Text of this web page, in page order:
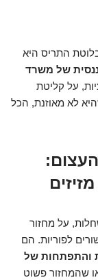
בלוטת התריס היא
של משרד
על קליטת
לא מאוזנת, הכל
על מחזור
לפוריות. הם
והתפתחות של
שהמחזור פשוט